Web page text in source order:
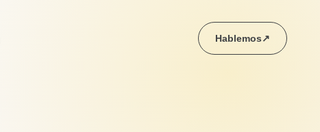
Hablemos↗